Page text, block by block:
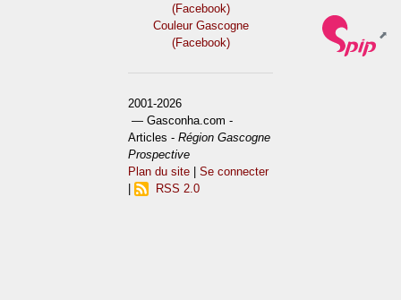
(Facebook)
Couleur Gascogne
(Facebook)
2001-2026
— Gasconha.com -
Articles -Région Gascogne
Prospective
Plan du site |Se connecter
RSS 2.0